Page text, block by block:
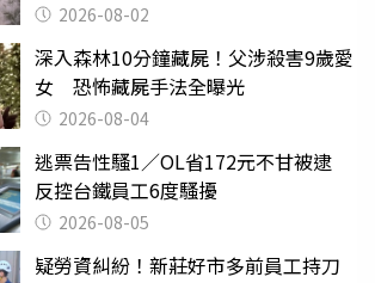
父親節
2026-08-02
深入森林10分鐘藏屍！父涉殺害9歲愛
女 恐怖藏屍手法全曝光
2026-08-04
逃票告性騷1／OL省172元不甘被逮
反控台鐵員工6度騷擾
2026-08-05
疑勞資糾紛！新莊好市多前員工持刀